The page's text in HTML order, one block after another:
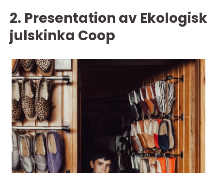
2. Presentation av Ekologisk
julskinka Coop